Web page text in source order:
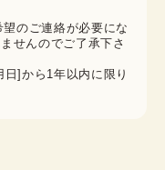
のご連絡が必要にな
せんのでご了承下さ
]から1年以内に限り